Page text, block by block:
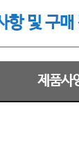
항 및 구매
제품사